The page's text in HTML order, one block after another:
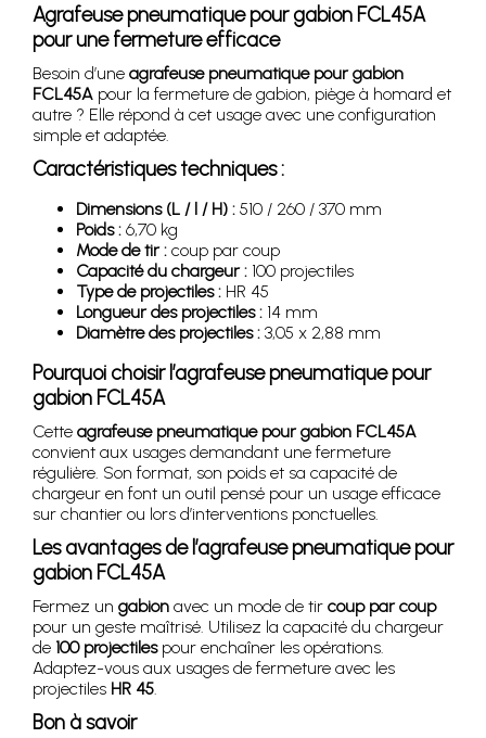
Agrafeuse pneumatique pour gabion FCL45A
pour une fermeture efficace
Besoin d’une agrafeuse pneumatique pour gabion
FCL45A pour la fermeture de gabion, piège à homard et
autre ? Elle répond à cet usage avec une configuration
simple et adaptée.
Caractéristiques techniques :
Dimensions (L / l / H) : 510 / 260 / 370 mm
Poids : 6,70 kg
Mode de tir : coup par coup
Capacité du chargeur : 100 projectiles
Type de projectiles : HR 45
Longueur des projectiles : 14 mm
Diamètre des projectiles : 3,05 x 2,88 mm
Pourquoi choisir l’agrafeuse pneumatique pour
gabion FCL45A
Cette agrafeuse pneumatique pour gabion FCL45A
convient aux usages demandant une fermeture
régulière. Son format, son poids et sa capacité de
chargeur en font un outil pensé pour un usage efficace
sur chantier ou lors d’interventions ponctuelles.
Les avantages de l’agrafeuse pneumatique pour
gabion FCL45A
Fermez un gabion avec un mode de tir coup par coup
pour un geste maîtrisé. Utilisez la capacité du chargeur
de 100 projectilespour enchaîner les opérations.
Adaptez-vous aux usages de fermeture avec les
projectiles HR 45
Bon à savoir